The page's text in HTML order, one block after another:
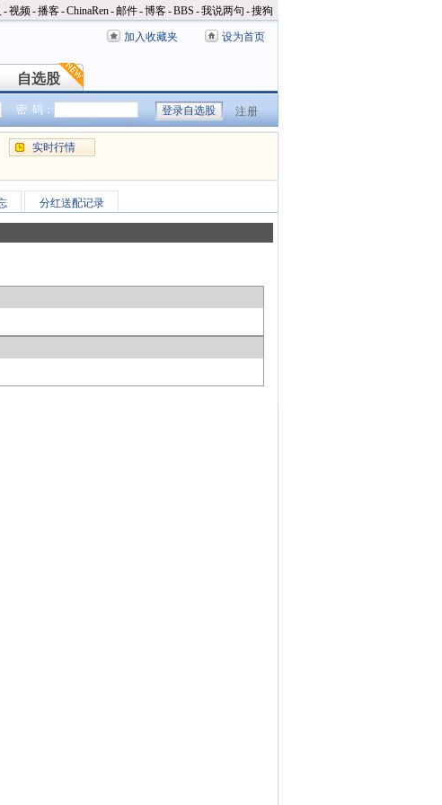
-视频-播客-ChinaRen-邮件-博客-BBS -我说两句 -搜狗
加入收藏夹 设为首页
自选股
自选股
密 码： 注册
实时行情
分红送配记录